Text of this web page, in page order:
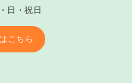
日・祝日
こちら